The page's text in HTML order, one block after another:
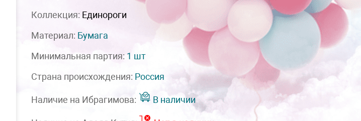
Коллекция: Единороги
Материал: Бумага
Минимальная партия: 1 шт
Страна происхождения: Россия
Наличие на Ибрагимова: В наличии